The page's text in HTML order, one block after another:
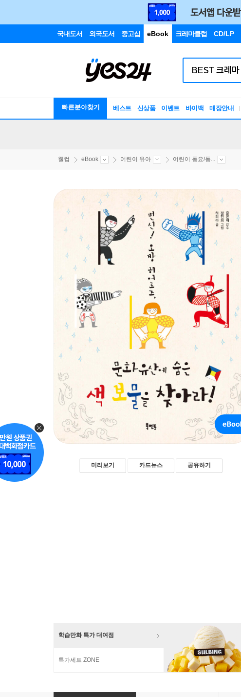
국내도서 외국도서 중고샵 eBook 크레마클럽 CD/LP
빠른분야찾기 베스트 신상품 이벤트 바이백 매장안내
웰컴 eBook 어린이 유아 어린이 동요/동...
미리보기 카드뉴스 공유하기
학습만화 특가 대여점
특가세트 ZONE